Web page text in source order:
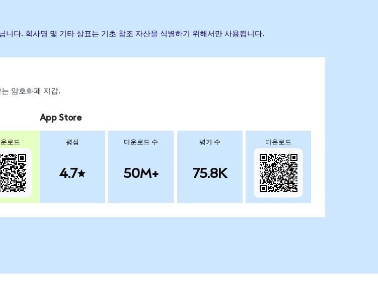
다. 회사명 및 기타 상표는 기초 참조 자산을 식별하기 위해서만 사용됩니다.
암호화폐 지갑.
로드
App Store
평점
4.7
다운로드 수
50M+
평가 수
75.8K
다운로드